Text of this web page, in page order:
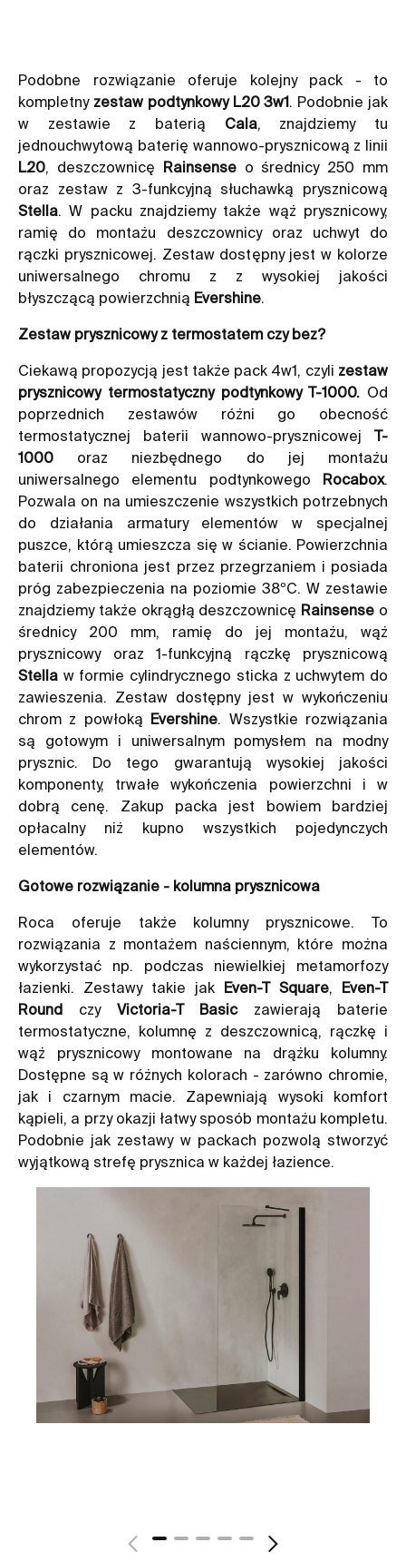
Podobne rozwiązanie oferuje kolejny pack - to
kompletny zestaw podtynkowy L20 3w1 . Podobnie jak
w zestawie z baterią Cala, znajdziemy tu
jednouchwytową baterię wannowo-prysznicową z linii
L20 , deszczownicę Rainsense o średnicy 250 mm
oraz zestaw z 3-funkcyjną słuchawką prysznicową
Stella . W packu znajdziemy także wąż prysznicowy,
ramię do montażu deszczownicy oraz uchwyt do
rączki prysznicowej. Zestaw dostępny jest w kolorze
uniwersalnego chromu z z wysokiej jakości
błyszczącą powierzchnią Evershine
Zestaw prysznicowy z termostatem czy bez?
Ciekawą propozycją jest także pack 4w1, czyli zestaw
prysznicowy termostatyczny podtynkowy T-1000.
Od
poprzednich zestawów różni go obecność
termostatycznej baterii wannowo-prysznicowej T-
1000 oraz niezbędnego do jej montażu
uniwersalnego elementu podtynkowego Rocabox.
Pozwala on na umieszczenie wszystkich potrzebnych
do działania armatury elementów w specjalnej
puszce, którą umieszcza się w ścianie. Powierzchnia
baterii chroniona jest przez przegrzaniem i posiada
próg zabezpieczenia na poziomie 38ºC. W zestawie
znajdziemy także okrągłą deszczownicę Rainsense o
średnicy 200 mm, ramię do jej montażu, wąż
prysznicowy oraz 1-funkcyjną rączkę prysznicową
Stella w formie cylindrycznego sticka z uchwytem do
zawieszenia. Zestaw dostępny jest w wykończeniu
chrom z powłoką Evershine . Wszystkie rozwiązania
są gotowym i uniwersalnym pomysłem na modny
prysznic. Do tego gwarantują wysokiej jakości
komponenty, trwałe wykończenia powierzchni i w
dobrą cenę. Zakup packa jest bowiem bardziej
opłacalny niż kupno wszystkich pojedynczych
elementów.
Gotowe rozwiązanie - kolumna prysznicowa
Roca oferuje także kolumny prysznicowe. To
rozwiązania z montażem naściennym, które można
wykorzystać np. podczas niewielkiej metamorfozy
łazienki. Zestawy takie jak Even-T Square
Even-T
Round czy Victoria-T Basic zawierają baterie
termostatyczne, kolumnę z deszczownicą, rączkę i
wąż prysznicowy montowane na drążku kolumny.
Dostępne są w różnych kolorach - zarówno chromie,
jak i czarnym macie. Zapewniają wysoki komfort
kąpieli, a przy okazji łatwy sposób montażu kompletu.
Podobnie jak zestawy w packach pozwolą stworzyć
wyjątkową strefę prysznica w każdej łazience.